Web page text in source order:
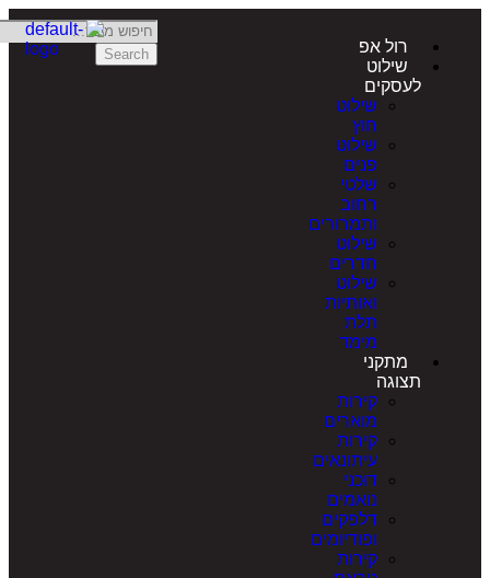
רול אפ
שילוט
לעסקים
שילוט
שילוט
שלטי
ותמרורים
שילוט
חדרים
שילוט
ואותיות
מתקני
קירות
מוארים
קירות
עיתונאים
דוכני
נואמים
דלפקים
ופודיומים
קירות
Search